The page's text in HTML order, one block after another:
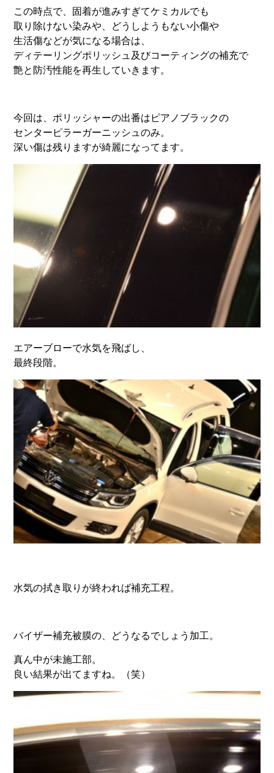
この時点で、固着が進みすぎてケミカルでも
取り除けない染みや、どうしようもない小傷や
生活傷などが気になる場合は、
ディテーリングポリッシュ及びコーティングの補充で
艶と防汚性能を再生していきます。
今回は、ポリッシャーの出番はピアノブラックの
センターピラーガーニッシュのみ。
深い傷は残りますが綺麗になってます。
エアーブローで水気を飛ばし、
最終段階。
水気の拭き取りが終われば補充工程。
バイザー補充被膜の、どうなるでしょう加工。
真ん中が未施工部。
良い結果が出てますね。（笑）